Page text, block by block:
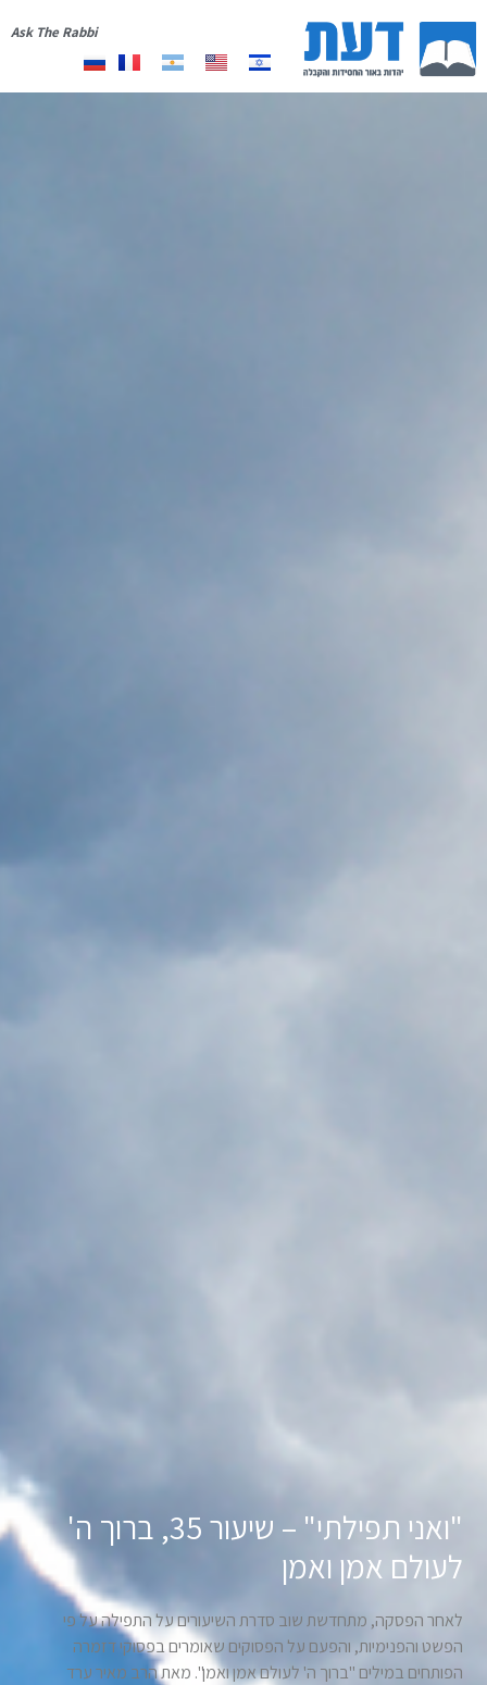
Ask The Rabbi
"ואני תפילתי" – שיעור 35, ברוך ה'
לעולם אמן ואמן
לאחר הפסקה, מתחדשת שוב סדרת השיעורים על התפילה על פי
הפשט והפנימיות, והפעם על הפסוקים שאומרים בפסוקי דזמרה
הפותחים במילים "ברוך ה' לעולם אמן ואמן". מאת הרב מאיר ערד